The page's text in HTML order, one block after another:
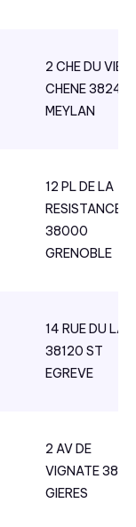
2 CHE DU
CHENE 38240
MEYLAN
12 PL DE LA
RESISTANCE
38000
GRENOBLE
14 RUE DU LAC
38120 ST
EGREVE
2 AV DE
VIGNATE
GIERES